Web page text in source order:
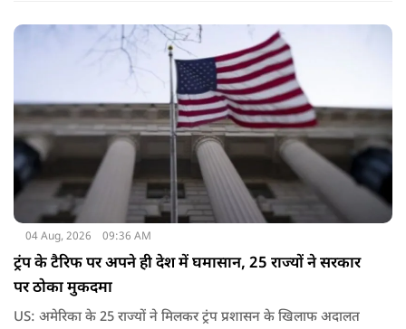
04 Aug, 2026 09:36 AM
ट्रंप के टैरिफ पर अपने ही देश में घमासान, 25 राज्यों ने सरकार
पर ठोका मुकदमा
US: अमेरिका के 25 राज्यों ने मिलकर ट्रंप प्रशासन के खिलाफ अदालत